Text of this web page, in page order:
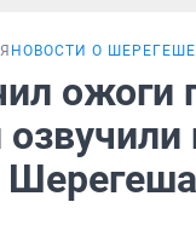
НОВОСТИ О ШЕРЕГЕШЕ
ожоги
Шерегеша